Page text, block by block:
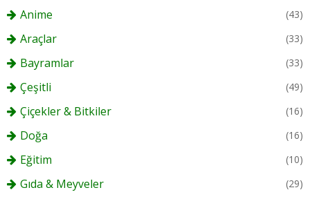
Anime (43)
Araçlar (33)
Bayramlar (33)
Çeşitli (49)
Çiçekler & Bitkiler (16)
Doğa (16)
Eğitim (10)
Gıda & Meyveler (29)